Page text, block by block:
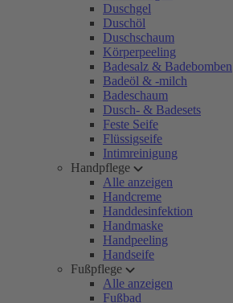
Duschgel
Duschöl
Duschschaum
Körperpeeling
Badesalz & Badebomben
Badeöl & -milch
Badeschaum
Dusch- & Badesets
Feste Seife
Flüssigseife
Intimreinigung
Handpflege
Alle anzeigen
Handcreme
Handdesinfektion
Handmaske
Handpeeling
Handseife
Fußpflege
Alle anzeigen
Fußbad